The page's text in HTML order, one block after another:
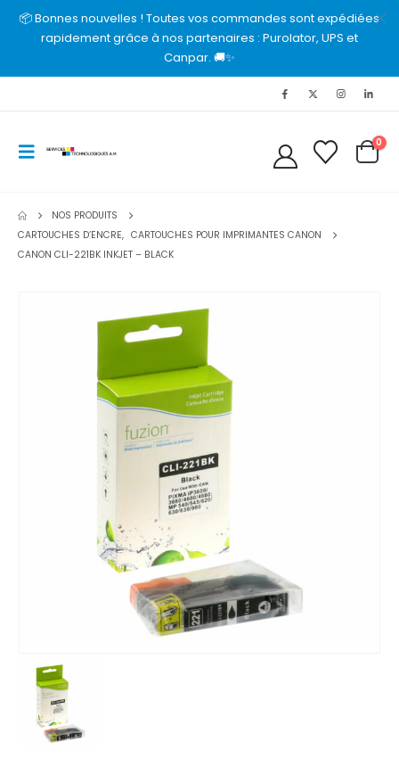
📦 Bonnes nouvelles ! Toutes vos commandes sont expédiées
rapidement grâce à nos partenaires : Purolator, UPS et
Canpar. 🚚✨
0
NOS PRODUITS
CARTOUCHES D’ENCRE, CARTOUCHES POUR IMPRIMANTES CANON
CANON CLI-221BK INKJET – BLACK